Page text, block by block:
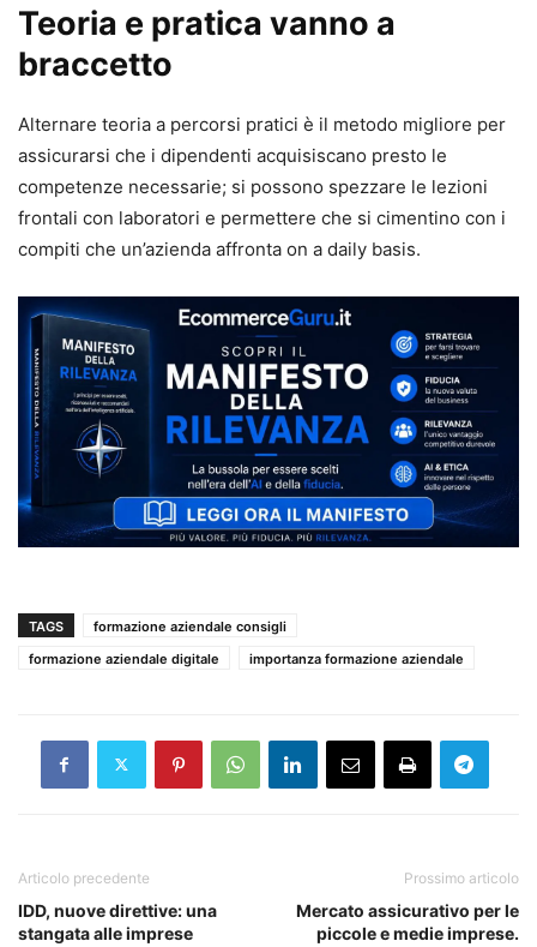
Teoria e pratica vanno a
braccetto
Alternare teoria a percorsi pratici è il metodo migliore per
assicurarsi che i dipendenti acquisiscano presto le
competenze necessarie; si possono spezzare le lezioni
frontali con laboratori e permettere che si cimentino con i
compiti che un’azienda affronta on a daily basis.
TAGS
formazione aziendale consigli
formazione aziendale digitale
importanza formazione aziendale
Articolo precedente
IDD, nuove direttive: una
stangata alle imprese
Prossimo articolo
Mercato assicurativo per le
piccole e medie imprese.